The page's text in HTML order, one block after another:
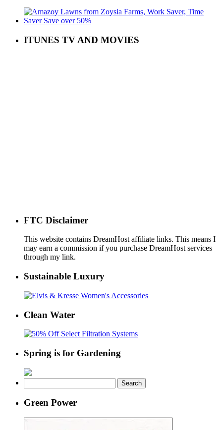
ITUNES TV AND MOVIES
FTC Disclaimer
This website contains DreamHost affiliate links. This means I
may earn a commission if you purchase DreamHost services
through my link.
Sustainable Luxury
Clean Water
Spring is for Gardening
for:
Green Power